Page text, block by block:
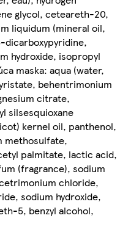
glycol, ceteareth-20,
liquidum (mineral oil,
dicarboxypyridine,
hydroxide, isopropyl
maska: aqua (water,
behentrimonium
citrate,
silsesquioxane
kernel oil, panthenol,
methosulfate,
palmitate, lactic acid,
(fragrance), sodium
chloride,
sodium hydroxide,
5, benzyl alcohol,